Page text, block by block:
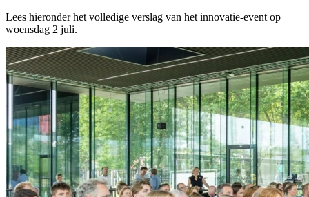
Lees hieronder het volledige verslag van het innovatie-event op
woensdag 2 juli.